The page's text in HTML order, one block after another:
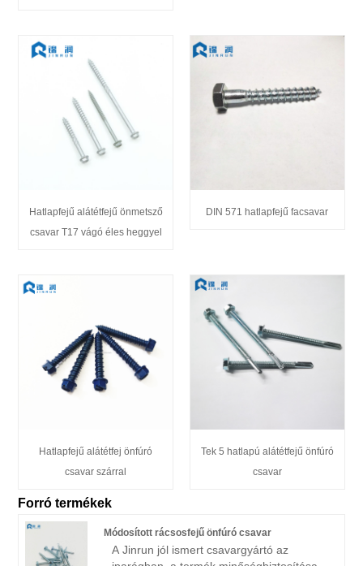
Hatlapfejű alátétfejű önmetsző
csavar T17 vágó éles heggyel
DIN 571 hatlapfejű facsavar
Hatlapfejű alátétfej önfúró
csavar szárral
Tek 5 hatlapú alátétfejű önfúró
csavar
Forró termékek
Módosított rácsosfejű önfúró csavar
A Jinrun jól ismert csavargyártó az